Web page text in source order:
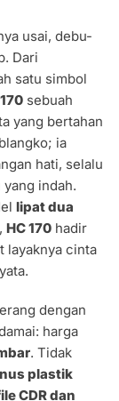
usai, debu-
Dari
satu simbol
sebuah
yang bertahan
ia
hati, selalu
indah.
lipat dua
, HC 170 hadir
layaknya cinta
dengan
harga
. Tidak
plastik
CDR dan